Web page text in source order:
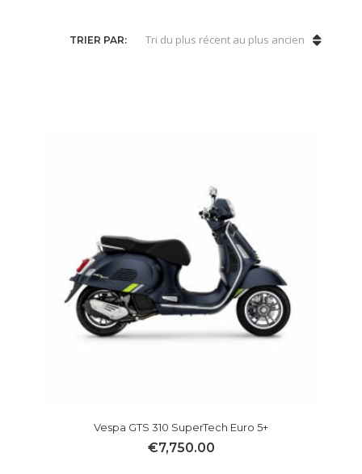
TRIER PAR: Tri du plus récent au plus ancien
Vespa GTS 310 SuperTech Euro 5+
€7,750.00